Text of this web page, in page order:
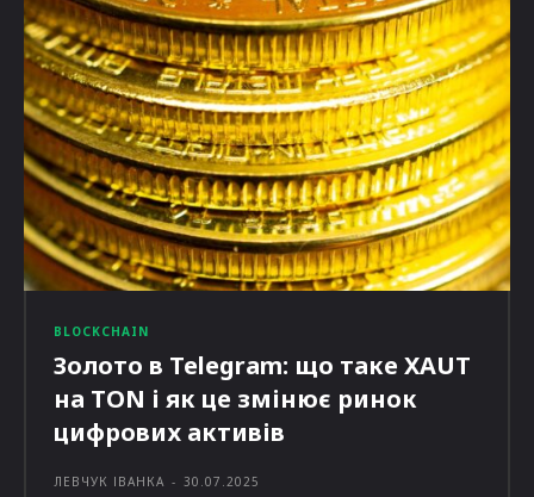
BLOCKCHAIN
Золото в Telegram: що таке XAUT
на TON і як це змінює ринок
цифрових активів
ЛЕВЧУК ІВАНКА - 30.07.2025